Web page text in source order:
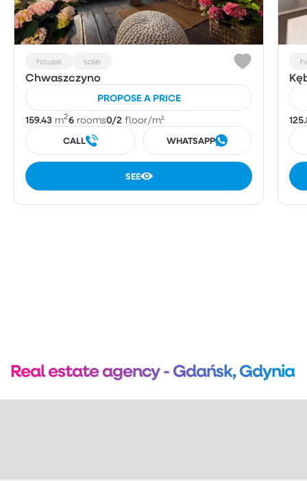
house sale
Chwaszczyno
PROPOSE A PRICE
159.43 m26 rooms0/2 floor/m²
CALL WHATSAPP
SEE
Real estate agency - Gdańsk, Gdynia